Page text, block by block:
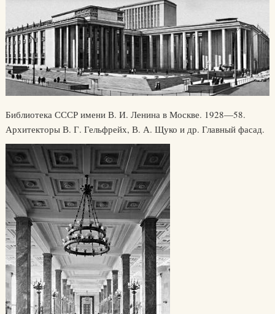
Библиотека СССР имени В. И. Ленина в Москве. 1928—58.
Архитекторы В. Г. Гельфрейх, В. А. Щуко и др. Главный фасад.